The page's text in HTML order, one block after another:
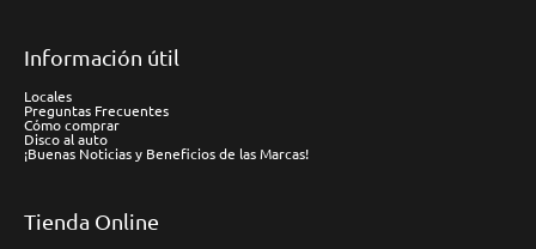
Información útil
Locales
Preguntas Frecuentes
Cómo comprar
Disco al auto
¡Buenas Noticias y Beneficios de las Marcas!
Tienda Online